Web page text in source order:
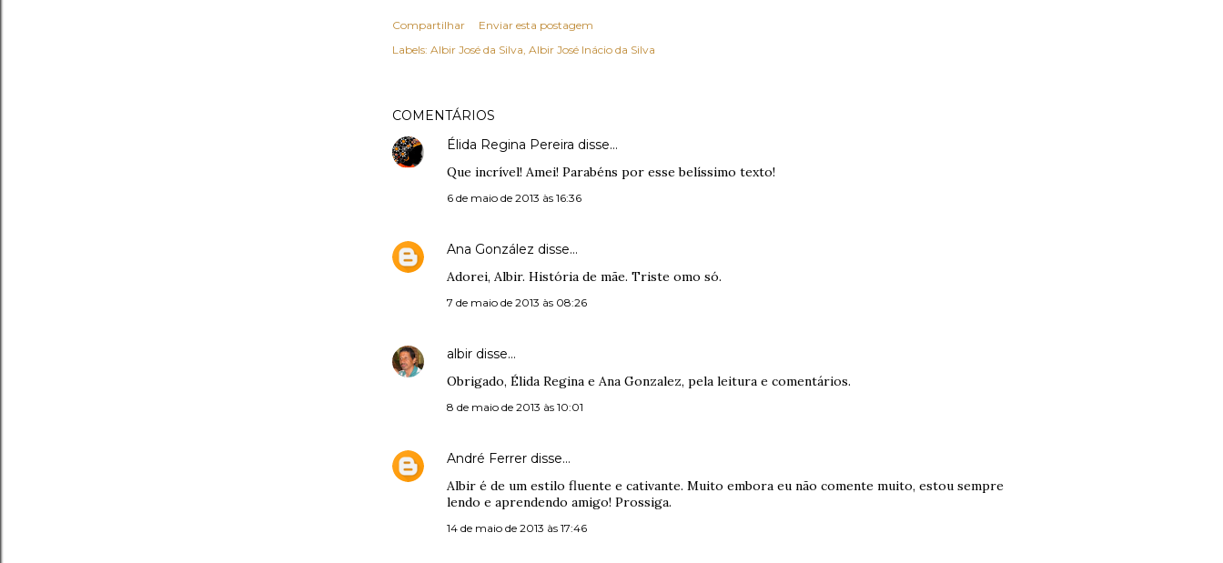
Compartilhar
Enviar esta postagem
Labels: Albir José da Silva Albir José Inácio da Silva
COMENTÁRIOS
Élida Regina Pereira disse…
Que incrível! Amei! Parabéns por esse belíssimo texto!
6 de maio de 2013 às 16:36
Ana González disse…
Adorei, Albir. História de mãe. Triste omo só.
7 de maio de 2013 às 08:26
albir disse…
Obrigado, Élida Regina e Ana Gonzalez, pela leitura e comentários.
8 de maio de 2013 às 10:01
André Ferrer disse…
Albir é de um estilo fluente e cativante. Muito embora eu não comente muito, estou sempre
lendo e aprendendo amigo! Prossiga.
14 de maio de 2013 às 17:46